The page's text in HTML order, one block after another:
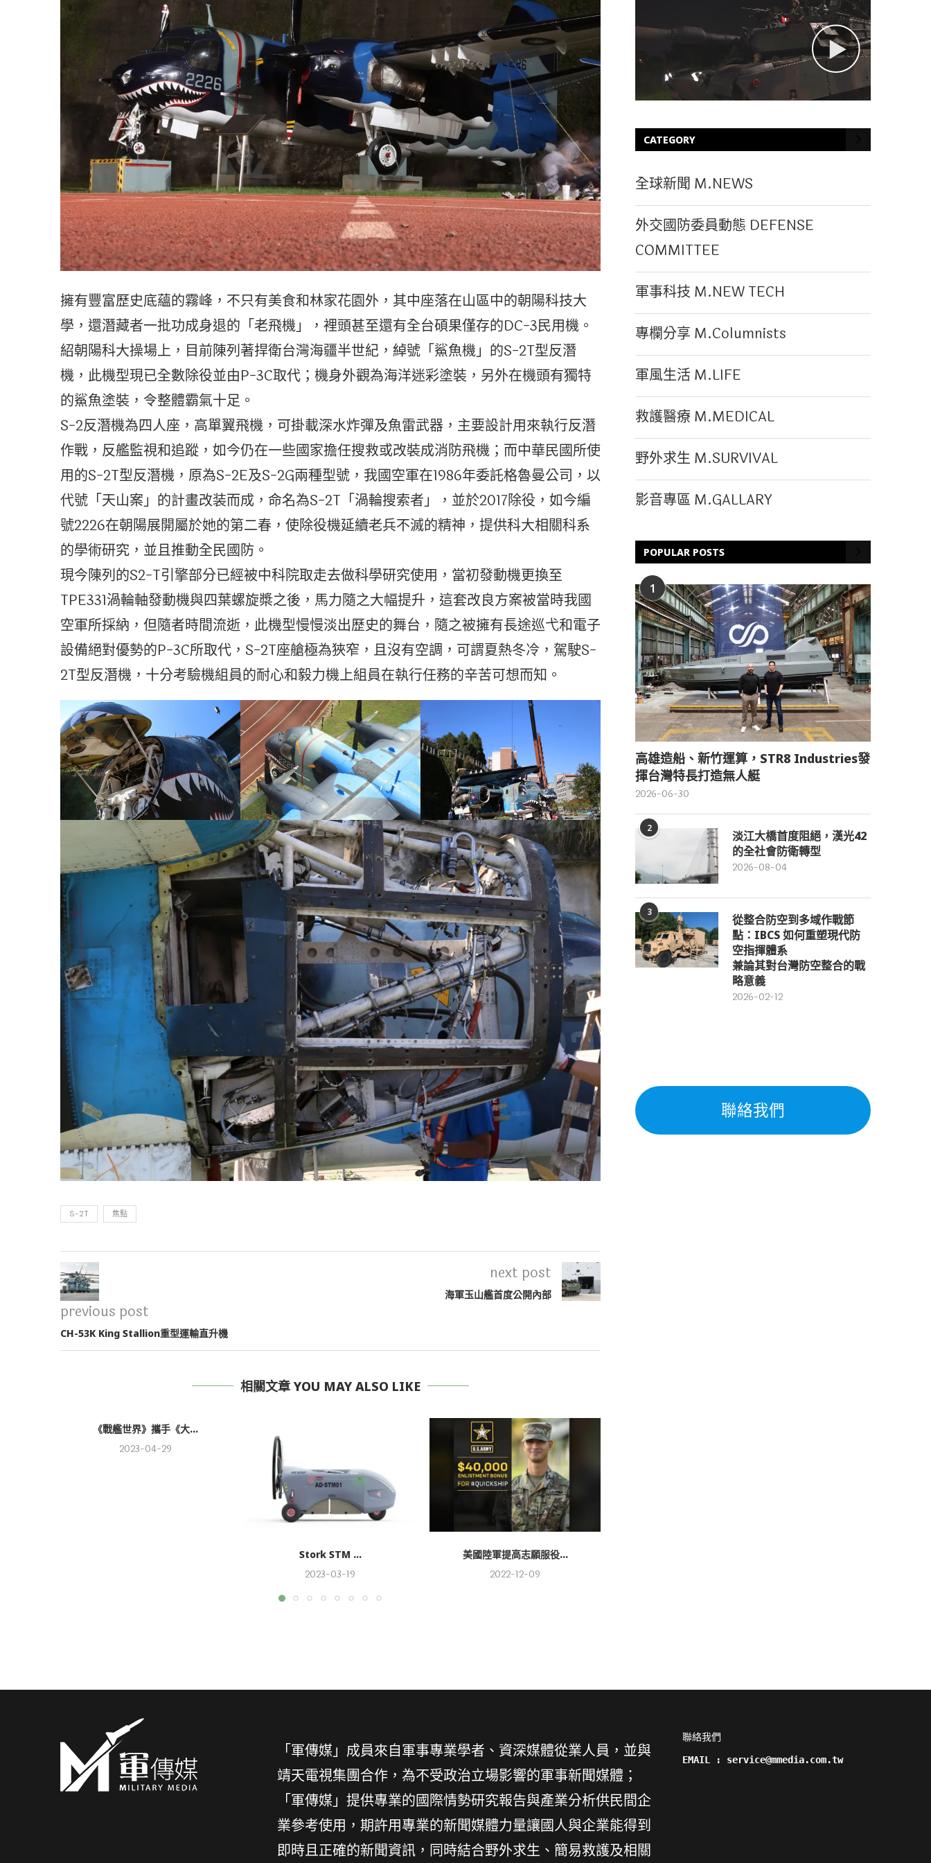
擁有豐富歷史底蘊的霧峰，不只有美食和林家花園外，其中座落在山區中的朝陽科技大
學，還潛藏者一批功成身退的「老飛機」，裡頭甚至還有全台碩果僅存的DC-3民用機。
紹朝陽科大操場上，目前陳列著捍衛台灣海疆半世紀，綽號「鯊魚機」的S-2T型反潛
機，此機型現已全數除役並由P-3C取代；機身外觀為海洋迷彩塗裝，另外在機頭有獨特
的鯊魚塗裝，令整體霸氣十足。
S-2反潛機為四人座，高單翼飛機，可掛載深水炸彈及魚雷武器，主要設計用來執行反潛
作戰，反艦監視和追蹤，如今仍在一些國家擔任搜救或改裝成消防飛機；而中華民國所使
用的S-2T型反潛機，原為S-2E及S-2G兩種型號，我國空軍在1986年委託格魯曼公司，以
代號「天山案」的計畫改装而成，命名為S-2T「渦輪搜索者」，並於2017除役，如今編
號2226在朝陽展開屬於她的第二春，使除役機延續老兵不滅的精神，提供科大相關科系
的學術研究，並且推動全民國防。
現今陳列的S2-T引擎部分已經被中科院取走去做科學研究使用，當初發動機更換至
TPE331渦輪軸發動機與四葉螺旋槳之後，馬力隨之大幅提升，這套改良方案被當時我國
空軍所採納，但隨者時間流逝，此機型慢慢淡出歷史的舞台，隨之被擁有長途巡弋和電子
設備絕對優勢的P-3C所取代，S-2T座艙極為狹窄，且沒有空調，可謂夏熱冬冷，駕駛S-
2T型反潛機，十分考驗機組員的耐心和毅力機上組員在執行任務的辛苦可想而知。
S-2T 焦點
previous post
CH-53K King Stallion重型運輸直升機
next post
海軍玉山艦首度公開內部
相關文章 YOU MAY ALSO LIKE
《戰艦世界》攜手《大...
2023-04-29
Stork STM ...
2023-03-19
美國陸軍提高志願服役...
2022-12-09
CATEGORY
全球新聞 M.NEWS
外交國防委員動態 DEFENSE
COMMITTEE
軍事科技 M.NEW TECH
專欄分享 M.Columnists
軍風生活 M.LIFE
救護醫療 M.MEDICAL
野外求生 M.SURVIVAL
影音專區 M.GALLARY
POPULAR POSTS
1
高雄造船、新竹運算，STR8 Industries發
揮台灣特長打造無人艇
2026-06-30
2
淡江大橋首度阻絕，漢光42
的全社會防衛轉型
2026-08-04
3
從整合防空到多域作戰節
點：IBCS 如何重塑現代防
空指揮體系
兼論其對台灣防空整合的戰
略意義
2026-02-12
聯絡我們
「軍傳媒」成員來自軍事專業學者、資深媒體從業人員，並與
靖天電視集團合作，為不受政治立場影響的軍事新聞媒體；
「軍傳媒」提供專業的國際情勢研究報告與產業分析供民間企
業參考使用，期許用專業的新聞媒體力量讓國人與企業能得到
即時且正確的新聞資訊，同時結合野外求生、簡易救護及相關
聯絡我們
EMAIL : service@mmedia.com.tw